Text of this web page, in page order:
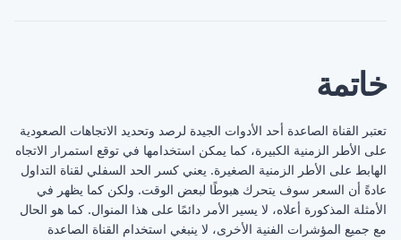
خاتمة
تعتبر القناة الصاعدة أحد الأدوات الجيدة لرصد وتحديد الاتجاهات الصعودية
على الأطر الزمنية الكبيرة، كما يمكن استخدامها في توقع استمرار الاتجاه
الهابط على الأطر الزمنية الصغيرة. يعني كسر الحد السفلي لقناة التداول
عادةً أن السعر سوف يتحرك هبوطًا لبعض الوقت. ولكن كما يظهر في
الأمثلة المذكورة أعلاه، لا يسير الأمر دائمًا على هذا المنوال. كما هو الحال
مع جميع المؤشرات الفنية الأخرى، لا ينبغي استخدام القناة الصاعدة